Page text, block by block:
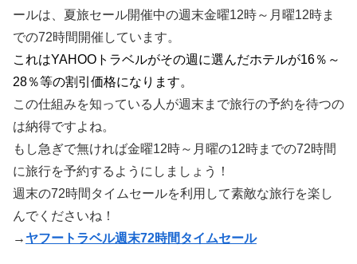
ールは、夏旅セール開催中の週末金曜12時～月曜12時ま
での72時間開催しています。
これはYAHOOトラベルがその週に選んだホテルが16％～
28％等の割引価格になります。
この仕組みを知っている人が週末まで旅行の予約を待つの
は納得ですよね。
もし急ぎで無ければ金曜12時～月曜の12時までの72時間
に旅行を予約するようにしましょう！
週末の72時間タイムセールを利用して素敵な旅行を楽し
んでくださいね！
→ ヤフートラベル週末72時間タイムセール